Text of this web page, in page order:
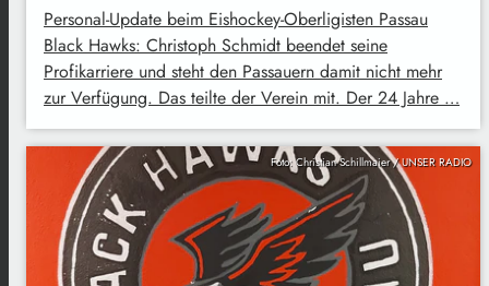
Personal-Update beim Eishockey-Oberligisten Passau
Black Hawks: Christoph Schmidt beendet seine
Profikarriere und steht den Passauern damit nicht mehr
zur Verfügung. Das teilte der Verein mit. Der 24 Jahre …
Foto: Christian Schillmaier / UNSER RADIO